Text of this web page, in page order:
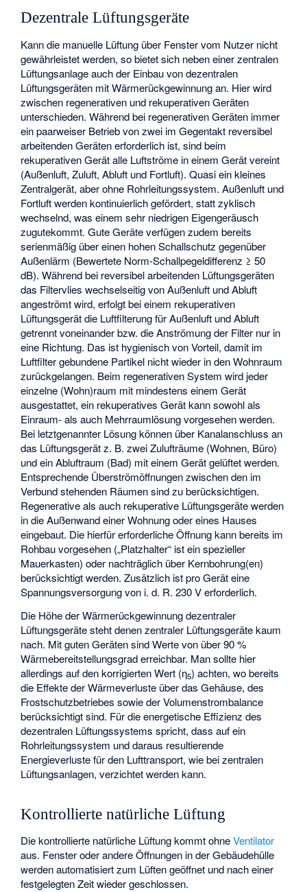
Dezentrale Lüftungsgeräte
Kann die manuelle Lüftung über Fenster vom Nutzer nicht
gewährleistet werden, so bietet sich neben einer zentralen
Lüftungsanlage auch der Einbau von dezentralen
Lüftungsgeräten mit Wärmerückgewinnung an. Hier wird
zwischen regenerativen und rekuperativen Geräten
unterschieden. Während bei regenerativen Geräten immer
ein paarweiser Betrieb von zwei im Gegentakt reversibel
arbeitenden Geräten erforderlich ist, sind beim
rekuperativen Gerät alle Luftströme in einem Gerät vereint
(Außenluft, Zuluft, Abluft und Fortluft). Quasi ein kleines
Zentralgerät, aber ohne Rohrleitungssystem. Außenluft und
Fortluft werden kontinuierlich gefördert, statt zyklisch
wechselnd, was einem sehr niedrigen Eigengeräusch
zugutekommt. Gute Geräte verfügen zudem bereits
serienmäßig über einen hohen Schallschutz gegenüber
Außenlärm (Bewertete Norm-Schallpegeldifferenz ≥ 50
dB). Während bei reversibel arbeitenden Lüftungsgeräten
das Filtervlies wechselseitig von Außenluft und Abluft
angeströmt wird, erfolgt bei einem rekuperativen
Lüftungsgerät die Luftfilterung für Außenluft und Abluft
getrennt voneinander bzw. die Anströmung der Filter nur in
eine Richtung. Das ist hygienisch von Vorteil, damit im
Luftfilter gebundene Partikel nicht wieder in den Wohnraum
zurückgelangen. Beim regenerativen System wird jeder
einzelne (Wohn)raum mit mindestens einem Gerät
ausgestattet, ein rekuperatives Gerät kann sowohl als
Einraum- als auch Mehrraumlösung vorgesehen werden.
Bei letztgenannter Lösung können über Kanalanschluss an
das Lüftungsgerät z. B. zwei Zulufträume (Wohnen, Büro)
und ein Abluftraum (Bad) mit einem Gerät gelüftet werden.
Entsprechende Überströmöffnungen zwischen den im
Verbund stehenden Räumen sind zu berücksichtigen.
Regenerative als auch rekuperative Lüftungsgeräte werden
in die Außenwand einer Wohnung oder eines Hauses
eingebaut. Die hierfür erforderliche Öffnung kann bereits im
Rohbau vorgesehen („Platzhalter“ ist ein spezieller
Mauerkasten) oder nachträglich über Kernbohrung(en)
berücksichtigt werden. Zusätzlich ist pro Gerät eine
Spannungsversorgung von i. d. R. 230 V erforderlich.
Die Höhe der Wärmerückgewinnung dezentraler
Lüftungsgeräte steht denen zentraler Lüftungsgeräte kaum
nach. Mit guten Geräten sind Werte von über 90 %
Wärmebereitstellungsgrad erreichbar. Man sollte hier
allerdings auf den korrigierten Wert (ƞ5) achten, wo bereits
die Effekte der Wärmeverluste über das Gehäuse, des
Frostschutzbetriebes sowie der Volumenstrombalance
berücksichtigt sind. Für die energetische Effizienz des
dezentralen Lüftungssystems spricht, dass auf ein
Rohrleitungssystem und daraus resultierende
Energieverluste für den Lufttransport, wie bei zentralen
Lüftungsanlagen, verzichtet werden kann.
Kontrollierte natürliche Lüftung
Diekontrollierte natürliche Lüftungkommt ohneVentilator
aus. Fenster oder andere Öffnungen in der Gebäudehülle
werden automatisiert zum Lüften geöffnet und nach einer
festgelegten Zeit wieder geschlossen.